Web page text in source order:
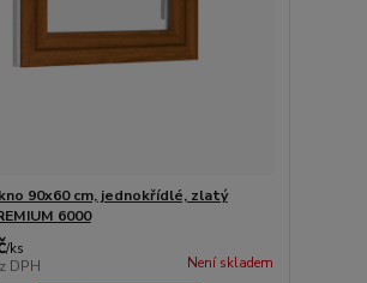
90x60 cm, jednokřídlé, zlatý
6000
/ks
DPH Není skladem